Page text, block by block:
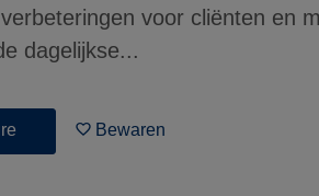
voor cliënten en
dagelijkse...
Bewaren